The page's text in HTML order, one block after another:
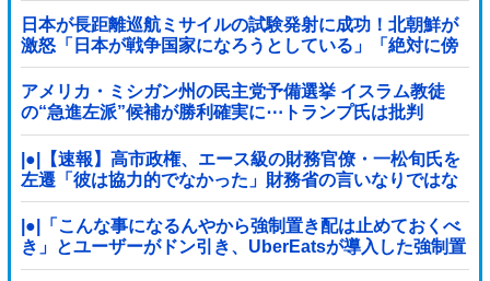
日本が長距離巡航ミサイルの試験発射に成功！北朝鮮が
激怒「日本が戦争国家になろうとしている」「絶対に傍
観しない、必ず後悔させる」
アメリカ・ミシガン州の民主党予備選挙 イスラム教徒
の“急進左派”候補が勝利確実に⋯トランプ氏は批判
|●|【速報】高市政権、エース級の財務官僚・一松旬氏を
左遷「彼は協力的でなかった」財務省の言いなりではな
いことが判明
|●|「こんな事になるんやから強制置き配は止めておくべ
き」とユーザーがドン引き、UberEatsが導入した強制置
き配が起こしたのは……